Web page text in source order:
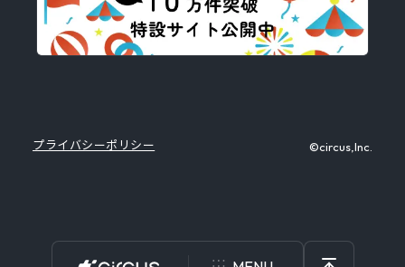
プライバシーポリシー ©circus,Inc.